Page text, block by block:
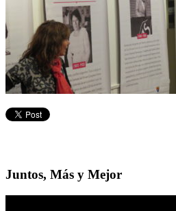
Juntos, Más y Mejor